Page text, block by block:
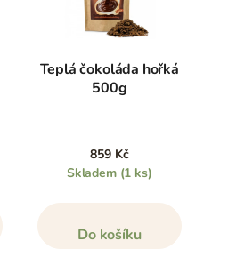
Teplá čokoláda hořká
500g
859 Kč
Skladem (1 ks)
Do košíku